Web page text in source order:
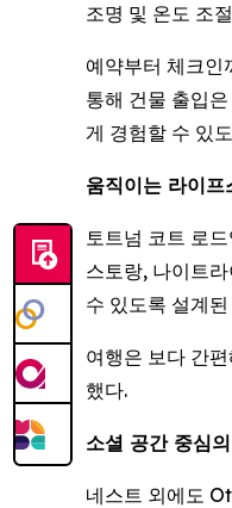
조명 및 온도 조
예약부터 체크인
통해 건물 출입
게 경험할 수 있
움직이는 라이
토트넘 코트 로
스토랑, 나이트
수 있도록 설계
여행은 보다 간
했다.
소셜 공간 중심
네스트 외에도